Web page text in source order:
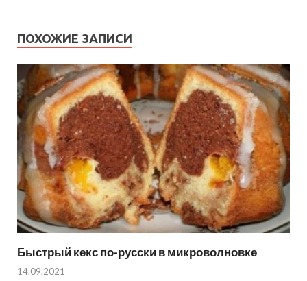
ПОХОЖИЕ ЗАПИСИ
Быстрый кекс по-русски в микроволновке
14.09.2021